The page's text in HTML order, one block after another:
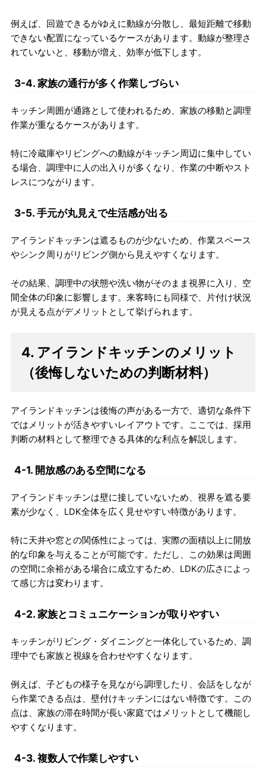
例えば、回遊できるがゆえに動線が分散し、最短距離で移動
できない配置になっているケースがあります。動線が整理さ
れていないと、移動が増え、効率が低下します。
3-4. 家族の通行が多く作業しづらい
キッチン周囲が通路として使われるため、家族の移動と調理
作業が重なるケースがあります。
特に冷蔵庫やリビングへの動線がキッチン周辺に集中してい
る場合、調理中に人の出入りが多くなり、作業の中断やスト
レスにつながります。
3-5. 手元が丸見えで生活感が出る
アイランドキッチンは遮るものが少ないため、作業スペース
やシンク周りがリビング側から見えやすくなります。
その結果、調理中の状態や洗い物がそのまま視界に入り、空
間全体の印象に影響します。来客時にも同様で、片付け状況
が見える点がデメリットとして挙げられます。
4. アイランドキッチンのメリット
（後悔しないための判断材料）
アイランドキッチンは後悔の声がある一方で、適切な条件下
ではメリットが活きやすいレイアウトです。ここでは、採用
判断の材料として整理できる具体的な利点を解説します。
4-1. 開放感のある空間になる
アイランドキッチンは壁に接していないため、視界を遮る要
素が少なく、LDK全体を広く見せやすい特徴があります。
特に天井や窓との関係性によっては、実際の面積以上に開放
的な印象を与えることが可能です。ただし、この効果は周囲
の空間に余裕がある場合に成立するため、LDKの広さによっ
て感じ方は変わります。
4-2. 家族とコミュニケーションが取りやすい
キッチンがリビング・ダイニングと一体化しているため、調
理中でも家族と視線を合わせやすくなります。
例えば、子どもの様子を見ながら調理したり、会話をしなが
ら作業できる点は、壁付けキッチンにはない特徴です。この
点は、家族の滞在時間が長い家庭ではメリットとして機能し
やすくなります。
4-3. 複数人で作業しやすい